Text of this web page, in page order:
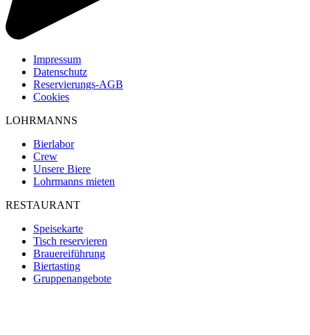
Impressum
Datenschutz
Reservierungs-AGB
Cookies
LOHRMANNS
Bierlabor
Crew
Unsere Biere
Lohrmanns mieten
RESTAURANT
Speisekarte
Tisch reservieren
Brauereiführung
Biertasting
Gruppenangebote